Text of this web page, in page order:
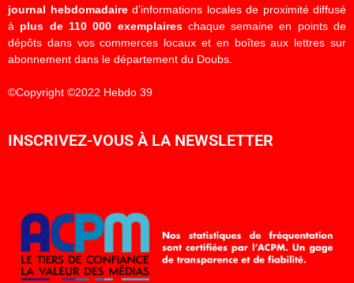
journal hebdomadaired’informations locales de proximité diffusé
à plus de 110 000 exemplaireschaque semaine en points de
dépôts dans vos commerces locaux et en boîtes aux lettres sur
abonnement dans le département du Doubs.
©Copyright ©2022 Hebdo 39
INSCRIVEZ-VOUS À LA NEWSLETTER